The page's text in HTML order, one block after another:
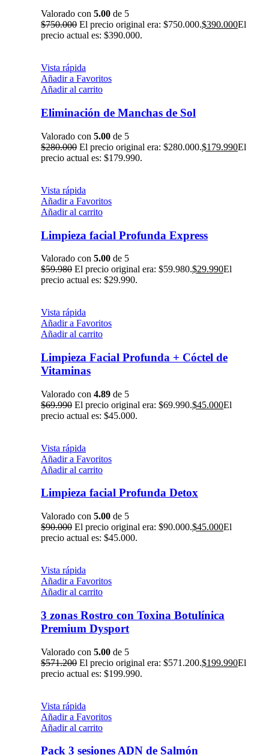
Valorado con 5.00 de 5
$750.000 El precio original era: $750.000.$390.000El
precio actual es: $390.000.
Vista rápida
Añadir a Favoritos
Añadir al carrito
Eliminación de Manchas de Sol
Valorado con 5.00 de 5
$280.000 El precio original era: $280.000.$179.990El
precio actual es: $179.990.
Vista rápida
Añadir a Favoritos
Añadir al carrito
Limpieza facial Profunda Express
Valorado con 5.00 de 5
$59.980 El precio original era: $59.980.$29.990El
precio actual es: $29.990.
Vista rápida
Añadir a Favoritos
Añadir al carrito
Limpieza Facial Profunda + Cóctel de
Vitaminas
Valorado con 4.89 de 5
$69.990 El precio original era: $69.990.$45.000El
precio actual es: $45.000.
Vista rápida
Añadir a Favoritos
Añadir al carrito
Limpieza facial Profunda Detox
Valorado con 5.00 de 5
$90.000 El precio original era: $90.000.$45.000El
precio actual es: $45.000.
Vista rápida
Añadir a Favoritos
Añadir al carrito
3 zonas Rostro con Toxina Botulínica
Premium Dysport
Valorado con 5.00 de 5
$571.200 El precio original era: $571.200.$199.990El
precio actual es: $199.990.
Vista rápida
Añadir a Favoritos
Añadir al carrito
Pack 3 sesiones ADN de Salmón